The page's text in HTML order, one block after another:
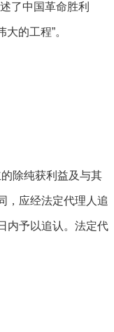
了中国革命胜利
的工程”。
除纯获利益及与其
，应经法定代理人追
内予以追认。法定代